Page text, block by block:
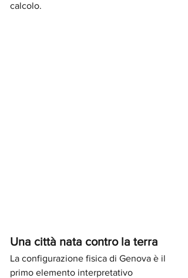
calcolo.
Una città nata contro la terra
La configurazione fisica di Genova è il
primo elemento interpretativo